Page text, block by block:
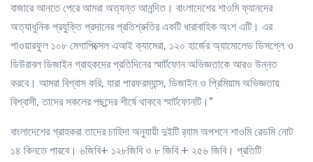
বাজারে আনতে পেরে আমরা অত্যন্ত আনন্দিত। বাংলাদেশের শাওমি ফ্যানদের
অত্যাধুনিক প্রযুক্তি প্রদানের প্রতিশ্রুতির একটি ধারাবাহিক অংশ এটি। এর
পাওয়ারফুল ১০৮ মেগাপিক্সেল এআই ক্যামেরা, ১২০ হার্জের অ্যামোলেড ডিসপ্লে ও
ডিউরাবল ডিজাইন গ্রাহকদের প্রতিদিনের স্মার্টফোন অভিজ্ঞতাকে আরও উন্নত
করবে। আমরা বিশ্বাস করি, যারা পারফরম্যান্স, ডিজাইন ও প্রিমিয়াম অভিজ্ঞতায়
বিশ্বাসী, তাদের সকলের পছন্দের শীর্ষে থাকবে স্মার্টফোনটি।"
বাংলাদেশের গ্রাহকরা তাদের চাহিদা অনুযায়ী দুইটি র‍্যাম অপশনে শাওমি রেডমি নোট
১৪ কিনতে পারবে। ৬জিবি+ ১২৮জিবি ও ৮ জিবি + ২৫৬ জিবি। প্রতিটি